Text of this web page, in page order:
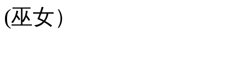
(巫女）